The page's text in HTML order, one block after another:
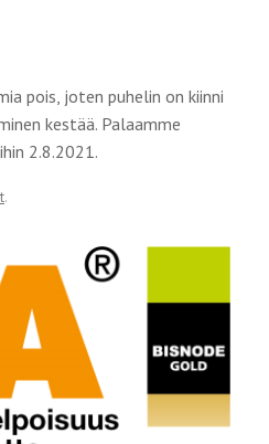
pois, joten puhelin on kiinni
kestää. Palaamme
2.8.2021.
.